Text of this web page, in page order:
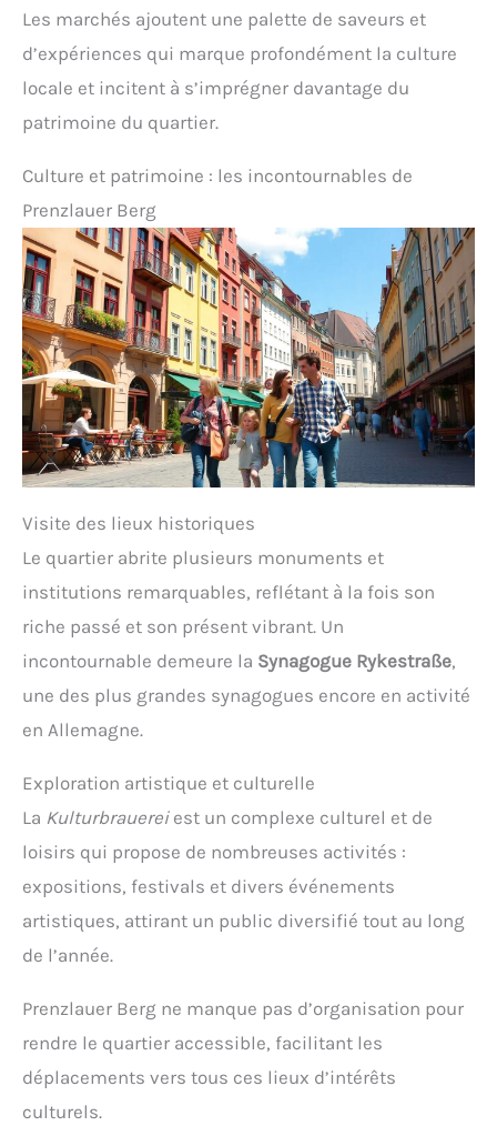
Les marchés ajoutent une palette de saveurs et
d’expériences qui marque profondément la culture
locale et incitent à s’imprégner davantage du
patrimoine du quartier.
Culture et patrimoine : les incontournables de
Prenzlauer Berg
Visite des lieux historiques
Le quartier abrite plusieurs monuments et
institutions remarquables, reflétant à la fois son
riche passé et son présent vibrant. Un
incontournable demeure la Synagogue Rykestraße,
une des plus grandes synagogues encore en activité
en Allemagne.
Exploration artistique et culturelle
La Kulturbrauereiest un complexe culturel et de
loisirs qui propose de nombreuses activités :
expositions, festivals et divers événements
artistiques, attirant un public diversifié tout au long
de l’année.
Prenzlauer Berg ne manque pas d’organisation pour
rendre le quartier accessible, facilitant les
déplacements vers tous ces lieux d’intérêts
culturels.